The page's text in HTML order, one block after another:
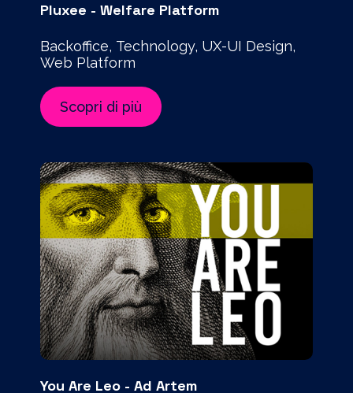
Pluxee - Welfare Platform
Backoffice, Technology, UX-UI Design,
Web Platform
Scopri di più
You Are Leo - Ad Artem